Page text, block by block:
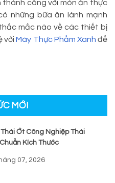
thành công với món ăn thực
những bữa ăn lành mạnh
mắc nào về các thiết bị
vớiMáy Thực Phẩm Xanh để
MỚI
Thái Ớt Công Nghiệp Thái
Kích Thước
07, 2026